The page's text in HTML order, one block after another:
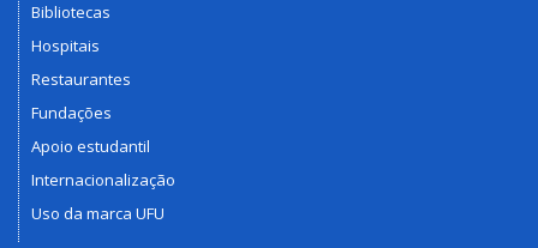
Bibliotecas
Hospitais
Restaurantes
Fundações
Apoio estudantil
Internacionalização
Uso da marca UFU